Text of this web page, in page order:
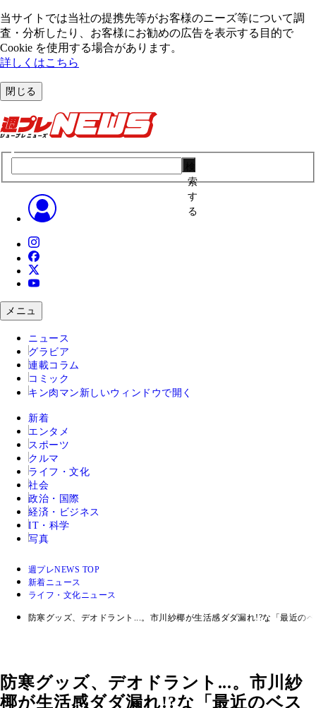
当サイトでは当社の提携先等がお客様のニーズ等について調
査・分析したり、お客様にお勧めの広告を表⽰する⽬的で
Cookie を使⽤する場合があります。
詳しくはこちら
閉じる
索
す
る
メニュ
ニュース
グラビア
連載コラム
コミック
キン肉マン 新しいウィンドウで開く
新着
エンタメ
スポーツ
クルマ
ライフ・文化
社会
政治・国際
経済・ビジネス
IT・科学
写真
週プレNEWS TOP
新着ニュース
ライフ・文化ニュース
防寒グッズ、デオドラント...。市川紗椰が生活感ダダ漏れ!?な「最近の
防寒グッズ、デオドラント...。市川紗
椰が生活感ダダ漏れ!?な「最近のベス